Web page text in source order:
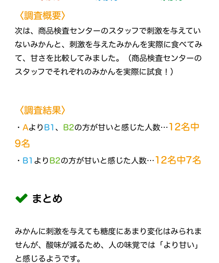
〈調査概要〉
次は、商品検査センターのスタッフで刺激を与えてい
ないみかんと、刺激を与えたみかんを実際に食べてみ
て、甘さを比較してみました。（商品検査センターの
スタッフでそれぞれのみかんを実際に試食！）
〈調査結果〉
・ Aより B1 、 B2の方が甘いと感じた人数…12名中
9名
・ B1 より B2の方が甘いと感じた人数…12名中7名
まとめ
みかんに刺激を与えても糖度にあまり変化はみられま
せんが、酸味が減るため、人の味覚では「より甘い」
と感じるようです。